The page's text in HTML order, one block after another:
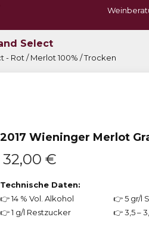
Select
- Rot / Merlot 100% / Trocken
2017 Wieninger Merlot
32,00 €
Technische Daten:
👉 14 % Vol. Alkohol
👉 5 gr/l
👉 1 g/l Restzucker
👉 3,5 –